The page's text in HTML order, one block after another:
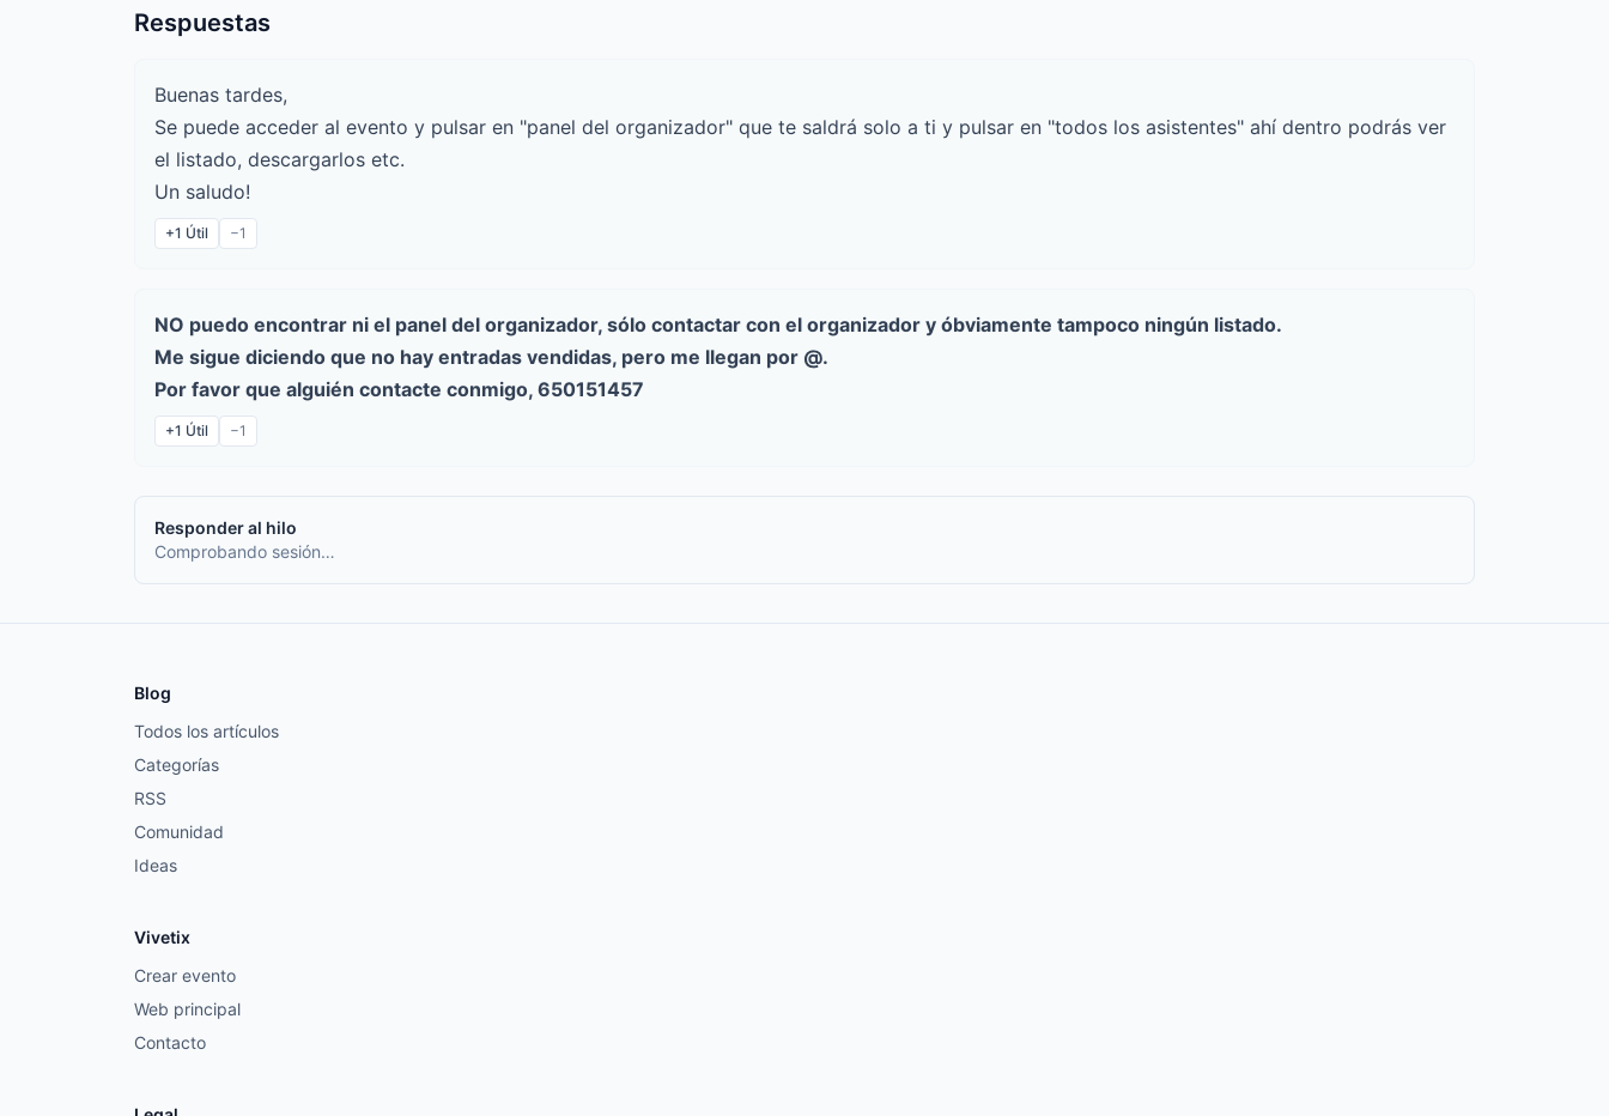
Respuestas
Buenas tardes,
Se puede acceder al evento y pulsar en "panel del organizador" que te saldrá solo a ti y pulsar en "todos los asistentes" ahí dentro podrás ver
el listado, descargarlos etc.
Un saludo!
+1 Útil −1
NO puedo encontrar ni el panel del organizador, sólo contactar con el organizador y óbviamente tampoco ningún listado.
Me sigue diciendo que no hay entradas vendidas, pero me llegan por @.
Por favor que alguién contacte conmigo, 650151457
+1 Útil −1
Responder al hilo
Comprobando sesión…
Blog
Todos los artículos
Categorías
RSS
Comunidad
Ideas
Vivetix
Crear evento
Web principal
Contacto